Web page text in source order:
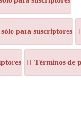
para suscriptores
Términos de